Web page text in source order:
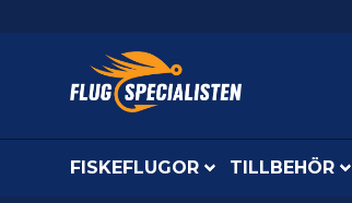
FISKEFLUGOR TILLBEHÖR